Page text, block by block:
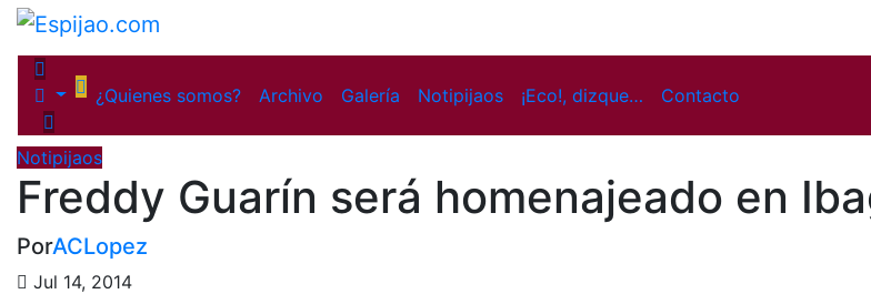
Saltar
contenido
¿Quienes somos?
Archivo Galería Notipijaos ¡Eco!, dizque… Contacto
Notipijaos
Freddy Guarín será homenajeado en
PorACLopez
Jul 14, 2014